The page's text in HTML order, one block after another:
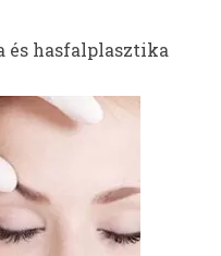
hasfalplasztika